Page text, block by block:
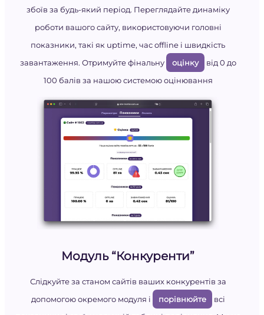
збоїв за будь-який період. Переглядайте динаміку
роботи вашого сайту, використовуючи головні
показники, такі як uptime, час offline і швидкість
завантаження. Отримуйте фінальну
оцінку
від 0 до
100 балів за нашою системою оцінювання
Модуль “Конкуренти”
Слідкуйте за станом сайтів ваших конкурентів за
допомогою окремого модуля і
порівнюйте
всі